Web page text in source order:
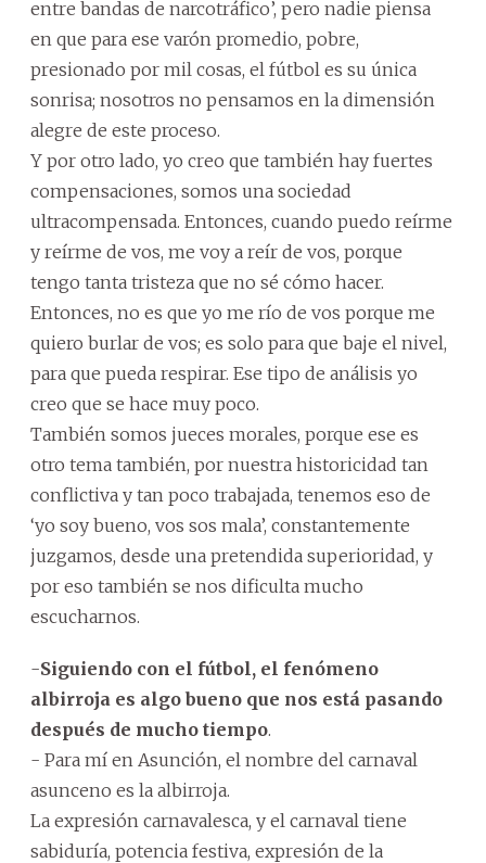
entre bandas de narcotráfico’, pero nadie piensa
en que para ese varón promedio, pobre,
presionado por mil cosas, el fútbol es su única
sonrisa; nosotros no pensamos en la dimensión
alegre de este proceso.
Y por otro lado, yo creo que también hay fuertes
compensaciones, somos una sociedad
ultracompensada. Entonces, cuando puedo reírme
y reírme de vos, me voy a reír de vos, porque
tengo tanta tristeza que no sé cómo hacer.
Entonces, no es que yo me río de vos porque me
quiero burlar de vos; es solo para que baje el nivel,
para que pueda respirar. Ese tipo de análisis yo
creo que se hace muy poco.
También somos jueces morales, porque ese es
otro tema también, por nuestra historicidad tan
conflictiva y tan poco trabajada, tenemos eso de
‘yo soy bueno, vos sos mala’, constantemente
juzgamos, desde una pretendida superioridad, y
por eso también se nos dificulta mucho
escucharnos.
-Siguiendo con el fútbol, el fenómeno
albirroja es algo bueno que nos está pasando
después de mucho tiempo.
- Para mí en Asunción, el nombre del carnaval
asunceno es la albirroja.
La expresión carnavalesca, y el carnaval tiene
sabiduría, potencia festiva, expresión de la